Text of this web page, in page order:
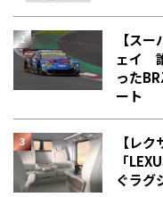
【ス
ェイ
った
ート
【レ
「
ぐラグ